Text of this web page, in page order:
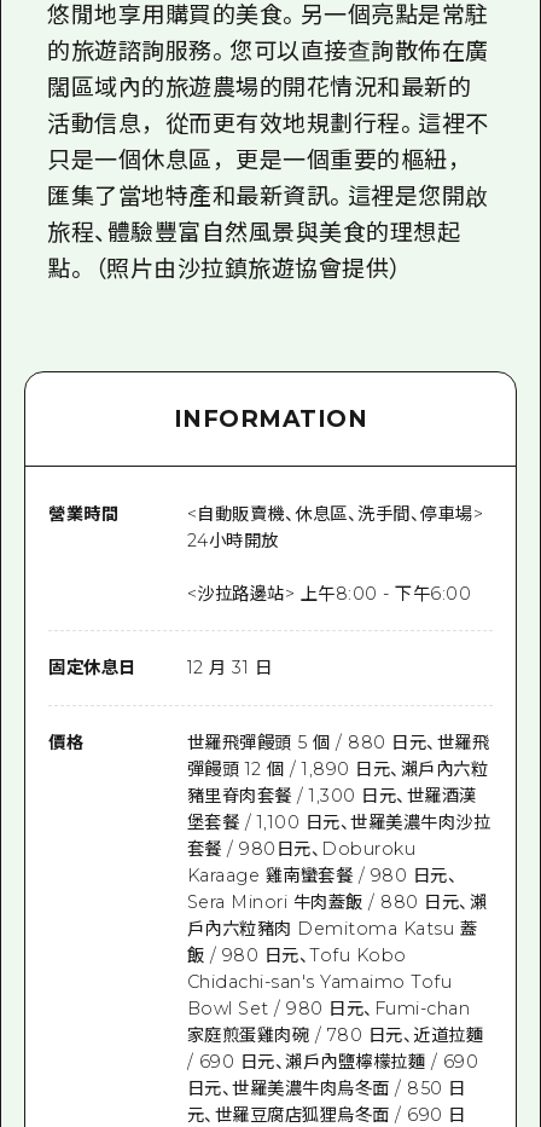
悠閒地享用購買的美食。另一個亮點是常駐
的旅遊諮詢服務。您可以直接查詢散佈在廣
闊區域內的旅遊農場的開花情況和最新的
活動信息，從而更有效地規劃行程。這裡不
只是一個休息區，更是一個重要的樞紐，
匯集了當地特產和最新資訊。這裡是您開啟
旅程、體驗豐富自然風景與美食的理想起
點。 （照片由沙拉鎮旅遊協會提供）
INFORMATION
營業時間
<自動販賣機、休息區、洗手間、停車場>
24小時開放
<沙拉路邊站> 上午8:00 - 下午6:00
固定休息日 12 月 31 日
價格
世羅飛彈饅頭 5 個 / 880 日元、世羅飛
彈饅頭 12 個 / 1,890 日元、瀨戶內六粒
豬里脊肉套餐 / 1,300 日元、世羅酒漢
堡套餐 / 1,100 日元、世羅美濃牛肉沙拉
套餐 / 980日元、Doburoku
Karaage 雞南蠻套餐 / 980 日元、
Sera Minori 牛肉蓋飯 / 880 日元、瀨
戶內六粒豬肉 Demitoma Katsu 蓋
飯 / 980 日元、Tofu Kobo
Chidachi-san's Yamaimo Tofu
Bowl Set / 980 日元、Fumi-chan
家庭煎蛋雞肉碗 / 780 日元、近道拉麵
/ 690 日元、瀨戶內鹽檸檬拉麵 / 690
日元、世羅美濃牛肉烏冬面 / 850 日
元、世羅豆腐店狐狸烏冬面 / 690 日